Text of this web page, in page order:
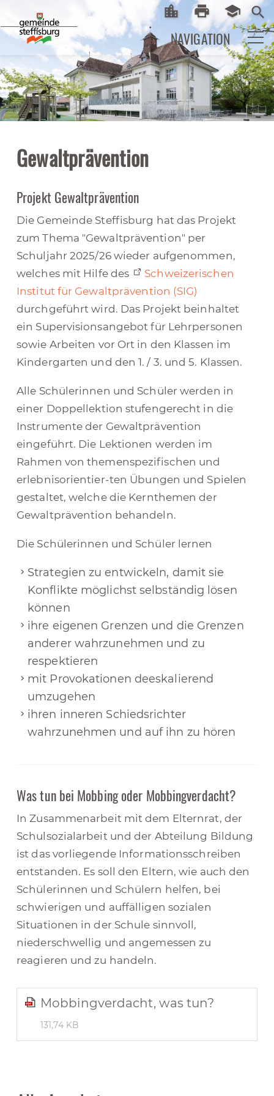
search
Startseite
location_city Print
print school
NAVIGATION
Gewaltprävention
Projekt Gewaltprävention
Die Gemeinde Steffisburg hat das Projekt
zum Thema "Gewaltprävention" per
Schuljahr 2025/26 wieder aufgenommen,
welches mit Hilfe des
Schweizerischen
Institut für Gewaltprävention (SIG)
durchgeführt wird. Das Projekt beinhaltet
ein Supervisionsangebot für Lehrpersonen
sowie Arbeiten vor Ort in den Klassen im
Kindergarten und den 1. / 3. und 5. Klassen.
Alle Schülerinnen und Schüler werden in
einer Doppellektion stufengerecht in die
Instrumente der Gewaltprävention
eingeführt. Die Lektionen werden im
Rahmen von themenspezifischen und
erlebnisorientier-ten Übungen und Spielen
gestaltet, welche die Kernthemen der
Gewaltprävention behandeln.
Die Schülerinnen und Schüler lernen
Strategien zu entwickeln, damit sie
Konflikte möglichst selbständig lösen
können
ihre eigenen Grenzen und die Grenzen
anderer wahrzunehmen und zu
respektieren
mit Provokationen deeskalierend
umzugehen
ihren inneren Schiedsrichter
wahrzunehmen und auf ihn zu hören
Was tun bei Mobbing oder Mobbingverdacht?
In Zusammenarbeit mit dem Elternrat, der
Schulsozialarbeit und der Abteilung Bildung
ist das vorliegende Informationsschreiben
entstanden. Es soll den Eltern, wie auch den
Schülerinnen und Schülern helfen, bei
schwierigen und auffälligen sozialen
Situationen in der Schule sinnvoll,
niederschwellig und angemessen zu
reagieren und zu handeln.
Mobbingverdacht, was tun?
131,74 KB